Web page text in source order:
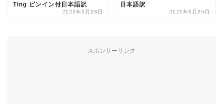
Ting ピンイン付日本語訳
2022年2月28日
日本語訳
2020年9月25日
スポンサーリンク